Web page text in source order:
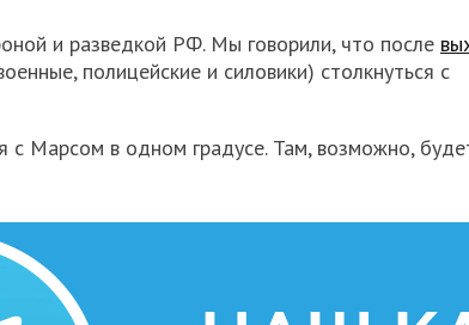
и разведкой РФ. Мы говорили, что после
полицейские и силовики) столкнуться с
с Марсом в одном градусе. Там, возможно,